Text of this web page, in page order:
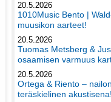
20.5.2026
1010Music Bento |
muusikon aarteet!
20.5.2026
Tuomas Metsberg &
osaamisen varmuus
20.5.2026
Ortega & Riento –
teräskielinen akustisena!